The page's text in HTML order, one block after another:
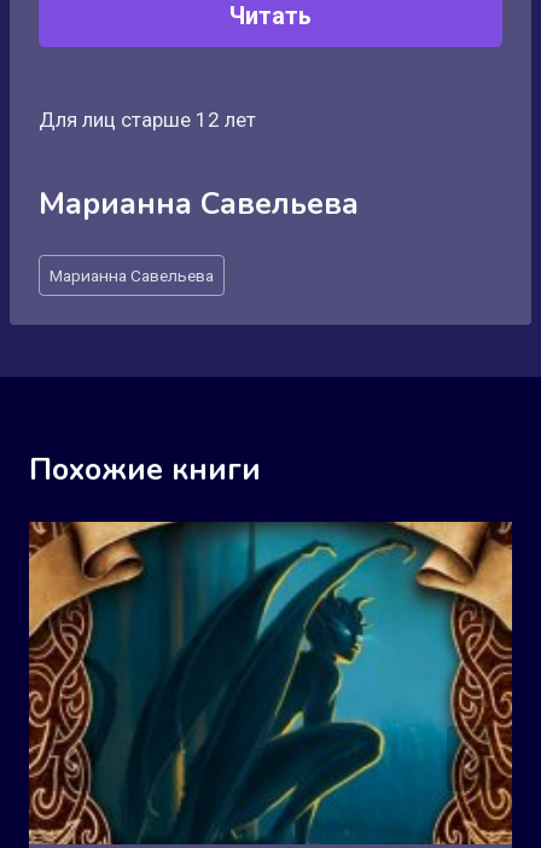
Читать
Для лиц старше 12 лет
Марианна Савельева
Метки
записи:
Марианна Савельева
Похожие книги